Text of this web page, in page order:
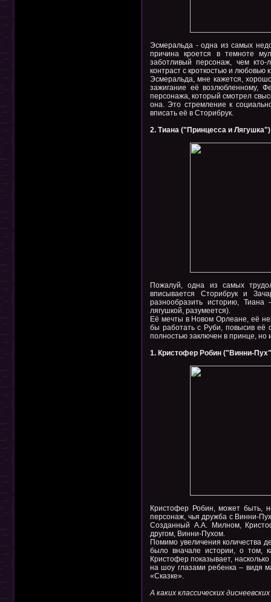
Эсмеральда - одна из самых
причина кроется в темноте
заботливый персонаж, чем
контраст с кроткостью и любовью
Эсмеральда, мне кажется,
зажигание её возлюбленному,
персонажа, который смотрел
она. Это стремление к
вписать её в Сторибрук.
2. Тиана ("Принцесса и Лягушка")
Пожалуй, одна из самых
вписывается Сторибрук и
разнообразить историю,
лягушкой, разумеется).
Её мечты в Новом Орлеане, её
бы работать с Руби, повысив её
полностью заключен в принце, но
1. Кристофер Робин ("Винни-
Кристофер Робин, может быть,
персонаж, чья дружба с Винни-
Созданный А.А. Милном,
другом, Винни-Пухом.
Помимо увеличения количества
было вначале истории, о том,
Кристофер показывает,
на шоу глазами ребенка – видя
«Сказке».
А каких классических